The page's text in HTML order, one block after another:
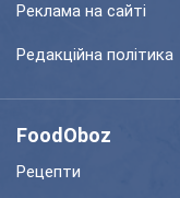
Реклама на сайті
Редакційна політика
FoodOboz
Рецепти